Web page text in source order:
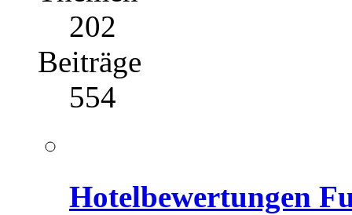
202
Beiträge
554
Hotelbewertungen